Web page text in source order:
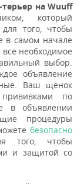
на Wuuff
который
того, чтобы
в самом начале
необходимое
выбор.
объявление
Ваш щенок
по
в объявлении
процедуры
безопасно
того, чтобы
и защитой со